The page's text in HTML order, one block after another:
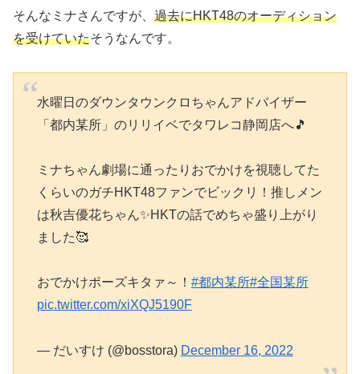
そんなミナさんですが、 過去にHKT48のオーディション
を受けていたそうなんです。
水曜日のダウンタウンクロちゃんアドバイザー
「都内某所」のリリイベでタワレコ静岡店へ🎵
ミナちゃん劇場に通ったりおでかけを視聴してた
くらいのガチHKT48ファンでビックリ！推しメン
は秋吉優花ちゃん✨HKTの話でめちゃ盛り上がり
ました🥰
おでかけポーズキタァ～！ #都内某所#全国某所
pic.twitter.com/xiXQJ5190F
— だいすけ (@bosstora) December 16, 2022